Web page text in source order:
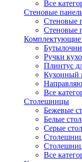
Все
Стеновые
Стеновые
Стеновые
Комплектующие
Ручки
Плинтус
Кухонный
Все
Столешницы
Бежевые
Белые
Серые
Все